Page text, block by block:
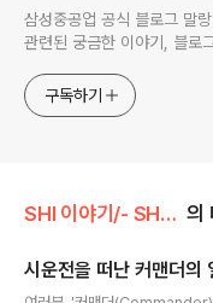
삼성중공업 공식 블로그 말
관련된 궁금한 이야기, 블로
구독하기
SHI 이야기/- SHI 인사이드 의
시운전을 떠난 커맨더의